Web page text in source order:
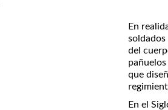
En
del
que
En el